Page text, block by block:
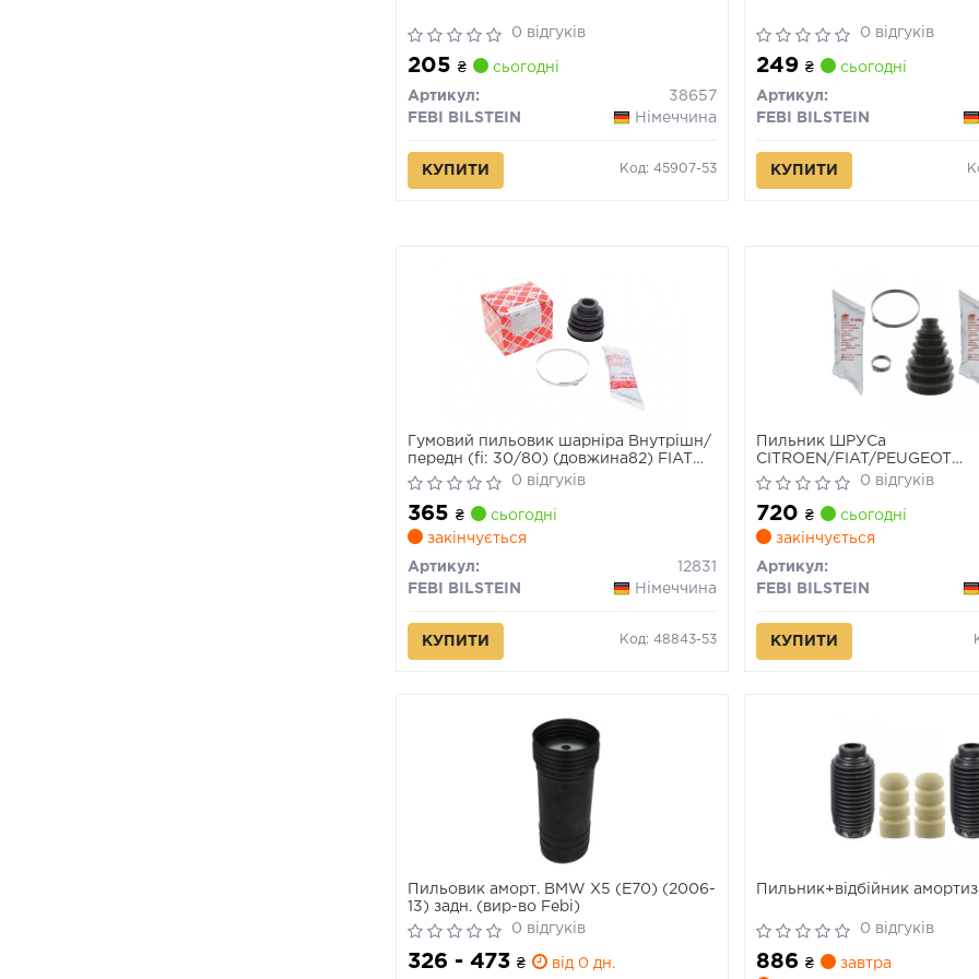
0 відгуків
205 ₴ сьогодні
Артикул:
38657
FEBI BILSTEIN
Німеччина
КУПИТИ Код: 45907-53
0 відгуків
249₴ сьогодні
Артикул:
FEBI BILSTEIN
КУПИТИ
Гумовий пильовик шарніра Внутрішн/
передн (fi: 30/80) (довжина82) FIAT
BRAVA, BRAVO I, CINQUECENTO, ELBA,
FIORINO, PALIO, PANDA, SIENA,
TEMPRA, TIPO, UNO INNOCENTI ELBA
0.65-1.9D 09.79-
0 відгуків
365 ₴
сьогодні
закінчується
Артикул:
12831
FEBI BILSTEIN
Німеччина
КУПИТИ Код: 48843-53
Пильник ШРУСа
CITROEN/FIAT/PEUGEOT
Jumper/Ducato/Boxer
0 відгуків
720₴
сьогодні
закінчується
Артикул:
FEBI BILSTEIN
КУПИТИ
Пильовик аморт. BMW X5 (E70) (2006-
13) задн. (вир-во Febi)
0 відгуків
326 - 473 ₴ від 0 дн.
Пильник+вiдбiйник
0 відгуків
886₴ завтра